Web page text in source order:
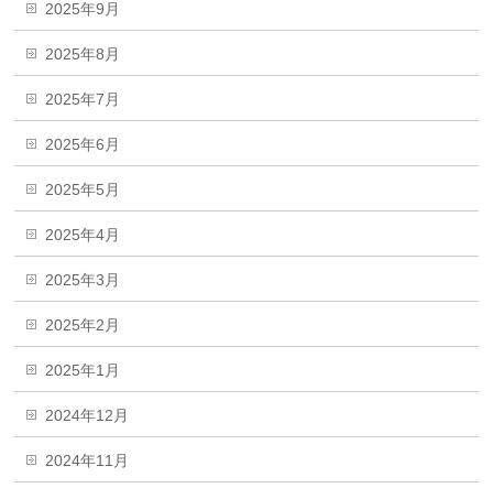
2025年9月
2025年8月
2025年7月
2025年6月
2025年5月
2025年4月
2025年3月
2025年2月
2025年1月
2024年12月
2024年11月